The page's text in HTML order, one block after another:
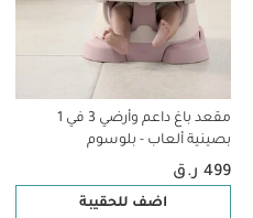
مقعد باغ داعم وأرضي 3 في 1
بصينية ألعاب - بلوسوم
499 ر.ق
اضف للحقيبة